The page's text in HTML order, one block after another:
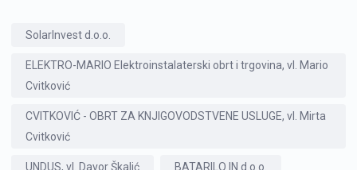
SolarInvest d.o.o.
ELEKTRO-MARIO Elektroinstalaterski obrt i trgovina, vl. Mario
Cvitković
CVITKOVIĆ - OBRT ZA KNJIGOVODSTVENE USLUGE, vl. Mirta
Cvitković
UNDUS, vl. Davor Škalić BATARILO IN d.o.o.